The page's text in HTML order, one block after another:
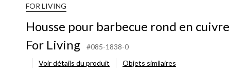
FOR LIVING
Housse pour barbecue rond en cuivre
For Living
#085-1838-0
Voir détails du produit
Objets similaires